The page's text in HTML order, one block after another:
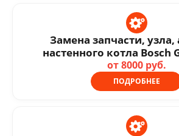
Замена запчасти, узла,
настенного котла Bosch
от 8000 руб.
ПОДРОБНЕЕ